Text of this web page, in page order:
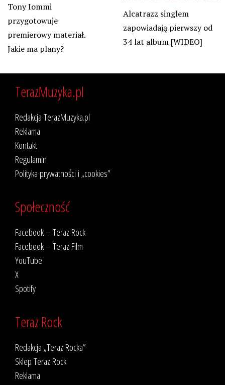
Tony Iommi
przygotowuje
premierowy materiał.
Jakie ma plany?
Alcatrazz singlem
zapowiadają pierwszy od
34 lat album [WIDEO]
TerazMuzyka.pl
Redakcja TerazMuzyka.pl
Reklama
Kontakt
Regulamin
Polityka prywatności i „cookies”
Społeczność
Facebook – Teraz Rock
Facebook – Teraz Film
YouTube
X
Spotify
Teraz Rock
Redakcja „Teraz Rocka”
Sklep Teraz Rock
Reklama